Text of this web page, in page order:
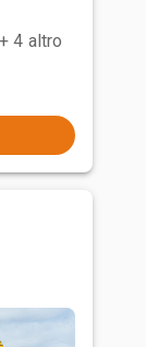
+ 4 altro